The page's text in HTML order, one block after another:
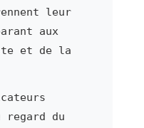
leur
aux
et de la
du